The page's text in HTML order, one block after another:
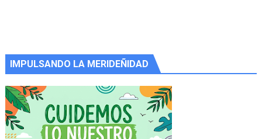
IMPULSANDO LA MERIDEÑIDAD